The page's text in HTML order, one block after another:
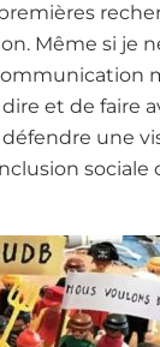
Même si je
et de faire
une
sociale